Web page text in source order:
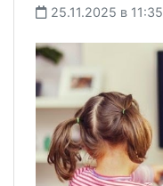
25.11.2025 в 11:35